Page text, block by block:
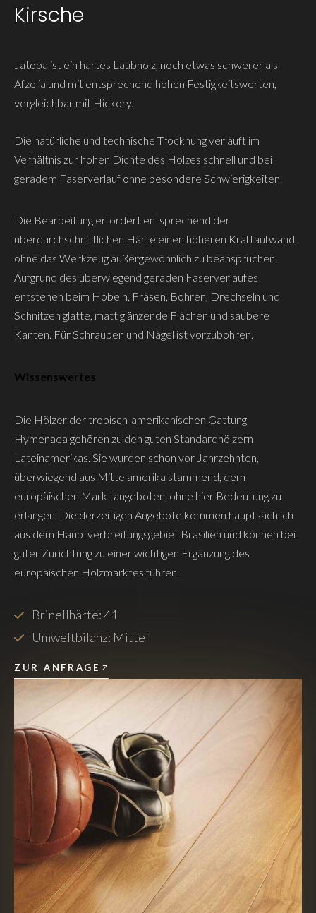
Kirsche
Jatoba ist ein hartes Laubholz, noch etwas schwerer als
Afzelia und mit entsprechend hohen Festigkeitswerten,
vergleichbar mit Hickory.
Die natürliche und technische Trocknung verläuft im
Verhältnis zur hohen Dichte des Holzes schnell und bei
geradem Faserverlauf ohne besondere Schwierigkeiten.
Die Bearbeitung erfordert entsprechend der
überdurchschnittlichen Härte einen höheren Kraftaufwand,
ohne das Werkzeug außergewöhnlich zu beanspruchen.
Aufgrund des überwiegend geraden Faserverlaufes
entstehen beim Hobeln, Fräsen, Bohren, Drechseln und
Schnitzen glatte, matt glänzende Flächen und saubere
Kanten. Für Schrauben und Nägel ist vorzubohren.
Wissenswertes
Die Hölzer der tropisch-amerikanischen Gattung
Hymenaea gehören zu den guten Standardhölzern
Lateinamerikas. Sie wurden schon vor Jahrzehnten,
überwiegend aus Mittelamerika stammend, dem
europäischen Markt angeboten, ohne hier Bedeutung zu
erlangen. Die derzeitigen Angebote kommen hauptsächlich
aus dem Hauptverbreitungsgebiet Brasilien und können bei
guter Zurichtung zu einer wichtigen Ergänzung des
europäischen Holzmarktes führen.
Brinellhärte: 41
Umweltbilanz: Mittel
ZUR ANFRAGE